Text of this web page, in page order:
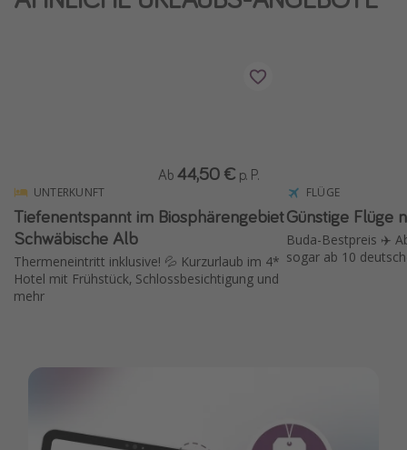
Hotels am Achensee
Reise Journal
Bahnreisen in der Schweiz
Travel Know How
UNTERKUNFT
Tiefenentspannt im Biosphärengebiet
Schwäbische Alb
Thermeneintritt inklusive! 💦 Kurzurlaub im 4*
Hotel mit Frühstück, Schlossbesichtigung und
mehr
Ab 44,50 € p. P.
FLÜGE
Günstige
Buda-Bestpreis ✈️
sogar ab 10